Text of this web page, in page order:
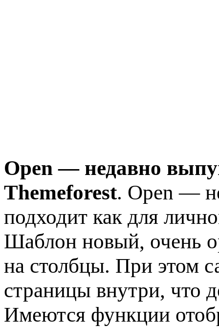
Open — недавно
Themeforest. Open —
подходит как для
Шаблон новый, очень
на столбцы. При этом
страницы внутри, что
Имеются функции